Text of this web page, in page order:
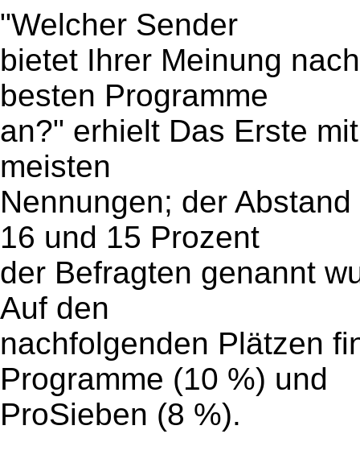
"Welcher Sender
bietet Ihrer Meinung
besten Programme
an?" erhielt Das Erste
meisten
Nennungen; der
16 und 15 Prozent
der Befragten genannt
Auf den
nachfolgenden Plätzen
Programme (10 %) und
ProSieben (8 %).